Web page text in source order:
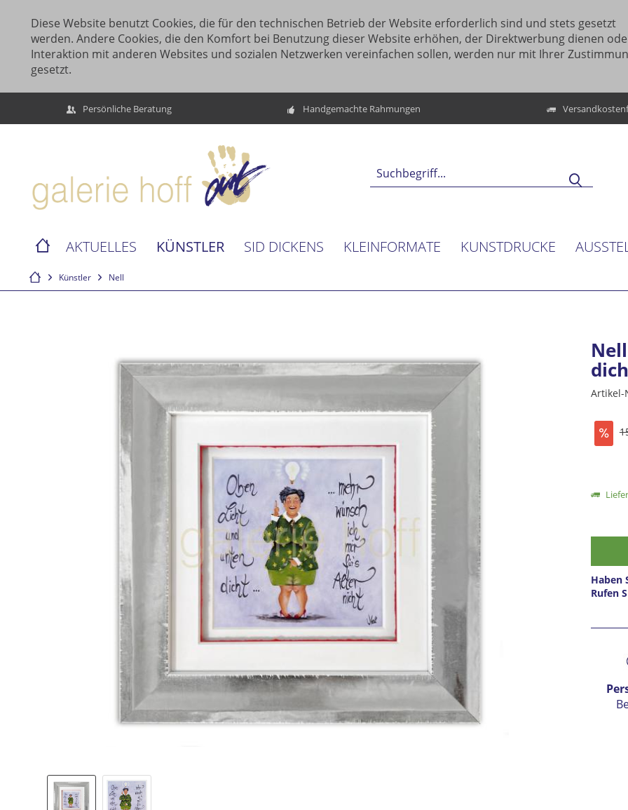
Diese Website benutzt Cookies, die für den technischen Betrieb der Website erforderlich sind und stets gesetzt
werden. Andere Cookies, die den Komfort bei Benutzung dieser Website erhöhen, der Direktwerbung dienen
Interaktion mit anderen Websites und sozialen Netzwerken vereinfachen sollen, werden nur mit Ihrer
gesetzt.
Persönliche Beratung Handgemachte Rahmungen
AKTUELLES KÜNSTLER SID DICKENS KLEINFORMATE KUNSTDRUCKE
Künstler Nell
Haben
Rufen